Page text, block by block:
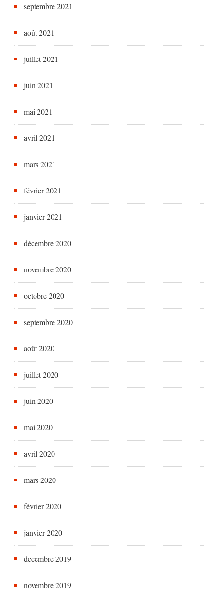
septembre 2021
août 2021
juillet 2021
juin 2021
mai 2021
avril 2021
mars 2021
février 2021
janvier 2021
décembre 2020
novembre 2020
octobre 2020
septembre 2020
août 2020
juillet 2020
juin 2020
mai 2020
avril 2020
mars 2020
février 2020
janvier 2020
décembre 2019
novembre 2019